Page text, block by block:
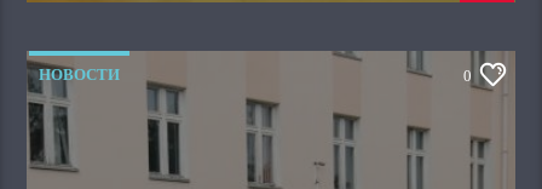
НОВОСТИ 0